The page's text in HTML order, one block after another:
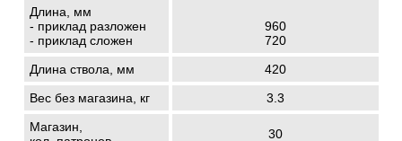
Длина, мм
- приклад разложен
- приклад сложен
960
720
Длина ствола, мм
420
Вес без магазина, кг
3.3
Магазин,
30